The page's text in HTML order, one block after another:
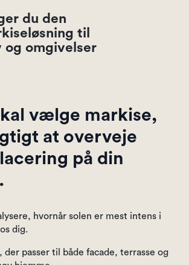
du den
til
og omgivelser
vælge markise,
at overveje
på din
hvornår solen er mest intens i
dig.
passer til både facade, terrasse og